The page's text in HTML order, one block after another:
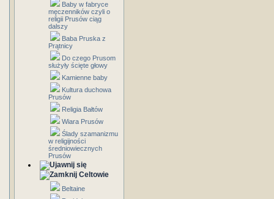
Baby w fabryce
męczenników czyli o
religii Prusów ciąg
dalszy
Baba Pruska z
Prątnicy
Do czego Prusom
służyły ścięte głowy
Kamienne baby
Kultura duchowa
Prusów
Religia Bałtów
Wiara Prusów
Ślady szamanizmu
w religijności
średniowiecznych
Prusów
Celtowie
Beltaine